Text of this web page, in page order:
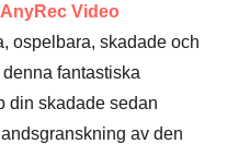
AnyRec Video
ospelbara, skadade och
fantastiska
din skadade sedan
av den